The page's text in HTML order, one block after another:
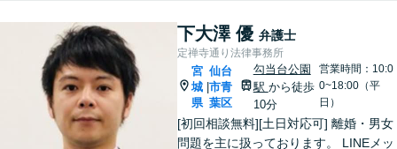
下大澤 優 弁護士
定禅寺通り法律事務所
宮
城
県
仙台
市青
葉区
勾当台公園
駅 から徒歩
10分
営業時間：10:0
0~18:00（平
日）
[初回相談無料][土日対応可] 離婚・男女
問題を主に扱っております。 LINEメッ